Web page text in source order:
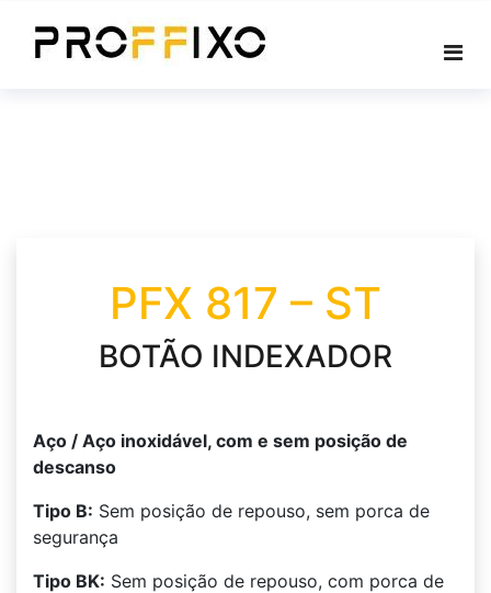
PFX 817 – ST
BOTÃO INDEXADOR
Aço / Aço inoxidável, com e sem posição de
descanso
Tipo B: Sem posição de repouso, sem porca de
segurança
Tipo BK: Sem posição de repouso, com porca de